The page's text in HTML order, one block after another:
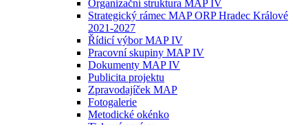
Organizační struktura MAP IV
Strategický rámec MAP ORP Hradec Králové
2021-2027
Řídicí výbor MAP IV
Pracovní skupiny MAP IV
Dokumenty MAP IV
Publicita projektu
Zpravodajíček MAP
Fotogalerie
Metodické okénko